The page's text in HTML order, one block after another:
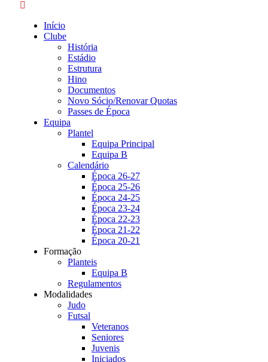
Início
Clube
História
Estádio
Estrutura
Hino
Documentos
Novo Sócio/Renovar Quotas
Passes de Época
Equipa
Plantel
Equipa Principal
Equipa B
Calendário
Época 26-27
Época 25-26
Época 24-25
Época 23-24
Época 22-23
Época 21-22
Época 20-21
Formação
Planteis
Equipa B
Regulamentos
Modalidades
Judo
Futsal
Veteranos
Seniores
Juvenis
Iniciados